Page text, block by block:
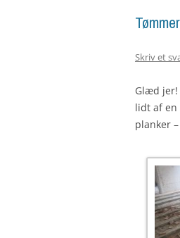
Skriv et
Glæd jer!
lidt af en
planker